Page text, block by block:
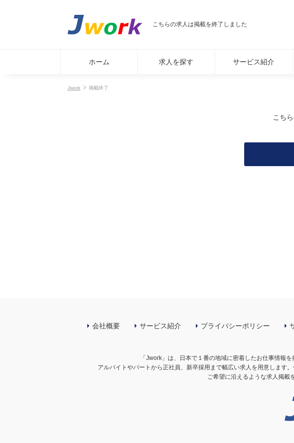
こちらの求人は掲載を終了しました
ホーム 求人を探す サービス紹介
Jwork 掲載終了
こち
会社概要 サービス紹介 プライバシーポリシー
「Jwork」は、日本で１番の地域に密着したお仕事情報
アルバイトやパートから正社員、新卒採用まで幅広い求人を用意します
ご希望に沿えるような求人掲載